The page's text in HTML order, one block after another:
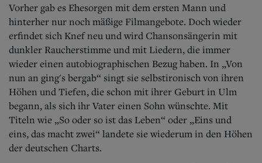
Vorher gab es Ehesorgen mit dem ersten Mann und
hinterher nur noch mäßige Filmangebote. Doch wieder
erfindet sich Knef neu und wird Chansonsängerin mit
dunkler Raucherstimme und mit Liedern, die immer
wieder einen autobiographischen Bezug haben. In „Von
nun an ging's bergab“ singt sie selbstironisch von ihren
Höhen und Tiefen, die schon mit ihrer Geburt in Ulm
begann, als sich ihr Vater einen Sohn wünschte. Mit
Titeln wie „So oder so ist das Leben“ oder „Eins und
eins, das macht zwei“ landete sie wiederum in den Höhen
der deutschen Charts.